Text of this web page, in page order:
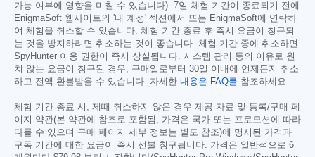
가능 여부에 영향을 미칠 수 있습니다). 7일 체험 기간이 종료되기 전에
EnigmaSoft 웹사이트의 '내 계정' 섹션에서 또는 EnigmaSoft에 연락하
여 체험을 취소할 수 있습니다. 체험 기간 종료 후 즉시 요금이 청구되
는 것을 방지하려면 취소하는 것이 좋습니다. 체험 기간 중에 취소하면
SpyHunter 이용 권한이 즉시 상실됩니다. 시스템 관리 등의 이유로 원
치 않는 요금이 청구된 경우, 구매일로부터 30일 이내에 언제든지 취소
하고 전액 환불받을 수 있습니다. 자세한 내용은 FAQ를 참조하세요.
체험 기간 종료 시, 제때 취소하지 않은 경우 제공 자료 및 등록/구매 페
이지 약관(본 약관에 참조로 포함됨, 가격은 국가 또는 프로모션에 따라
다를 수 있으며 구매 페이지 세부 정보는 별도 참조)에 명시된 가격과
구독 기간에 대한 요금이 즉시 선불 청구됩니다. 가격은 일반적으로 6